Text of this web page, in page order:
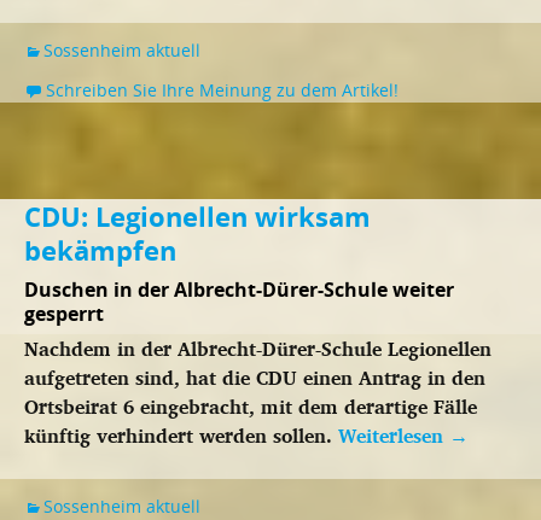
Sossenheim aktuell
Schreiben Sie Ihre Meinung zu dem Artikel!
CDU: Legionellen wirksam
bekämpfen
Duschen in der Albrecht-Dürer-Schule weiter
gesperrt
Nachdem in der Albrecht-Dürer-Schule Legionellen
aufgetreten sind, hat die CDU einen Antrag in den
Ortsbeirat 6 eingebracht, mit dem derartige Fälle
künftig verhindert werden sollen. Weiterlesen →
Sossenheim aktuell